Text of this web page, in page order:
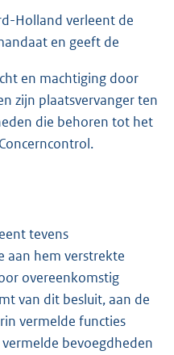
Holland verleent de
en geeft de
en machtiging door
zijn plaatsvervanger ten
die behoren tot het
tevens
aan hem verstrekte
overeenkomstig
van dit besluit, aan de
vermelde functies
bevoegdheden